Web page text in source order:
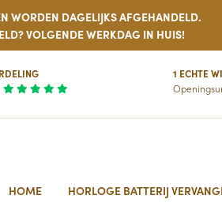
WORDEN DAGELIJKS AFGEHANDELD.
VOLGENDE WERKDAG IN HUIS!
1 ECHTE
HOME HORLOGE BATTERIJ